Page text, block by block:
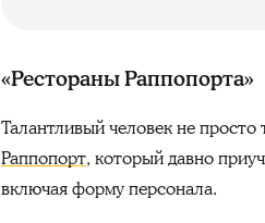
«Рестораны Раппопорта»
Талантливый человек не
Раппопорт, который давно
включая форму персонала.